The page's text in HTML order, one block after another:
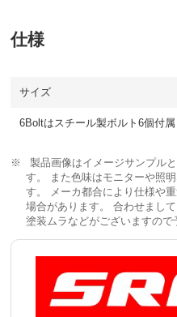
仕様
サイズ
6Boltはスチール製ボルト6個付属
製品画像はイメージサンプル
す。 また色味はモニターや照
す。 メーカ都合により仕様や
場合があります。 合わせまし
塗装ムラなどがございますので